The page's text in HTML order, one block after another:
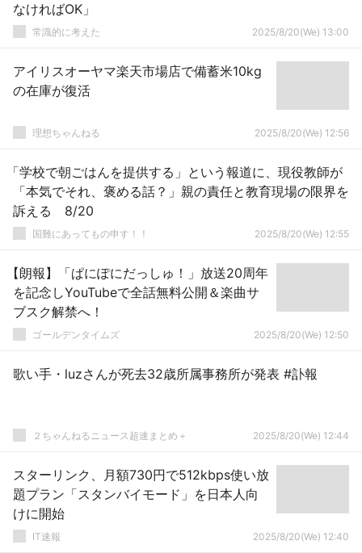
なければOK」
常識的に考えた 2025/8/20(We) 13:00
アイリスオーヤマ楽天市場店で備蓄米10kg
の在庫が復活
理想ちゃんねる 2025/8/20(We) 12:56
「学校で朝ごはんを提供する」という報道に、現役教師が
「本気でそれ、褒める話？」親の責任と教育現場の限界を
訴える 8/20
国難にあってもの申す！！ 2025/8/20(We) 12:55
【朗報】「ぱにぽにだっしゅ！」放送20周年
を記念しYouTubeで全話無料公開＆楽曲サ
ブスク解禁へ！
ゴールデンタイムズ 2025/8/20(We) 12:50
歌い手・luzさんが死去32歳所属事務所が発表 #訃報
２ちゃんねるニュース超速まとめ＋ 2025/8/20(We) 12:44
スターリンク、月額730円で512kbps使い放
題プラン「スタンバイモード」を日本人向
けに開始
IT速報 2025/8/20(We) 12:40